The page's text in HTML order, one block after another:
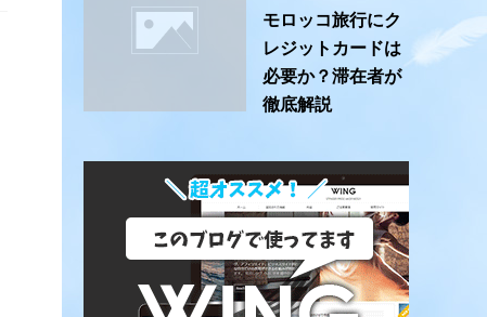
モロッコ旅行にク
レジットカードは
必要か？滞在者が
徹底解説